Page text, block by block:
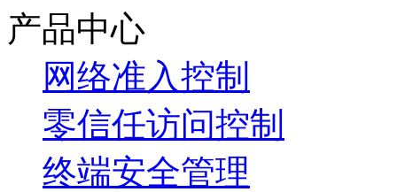
产品中心
网络准入控制
零信任访问控制
终端安全管理